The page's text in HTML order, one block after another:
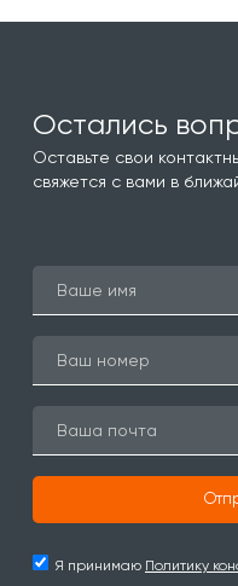
Остались
Оставьте свои
свяжется с вами в
Я принимаю Политику